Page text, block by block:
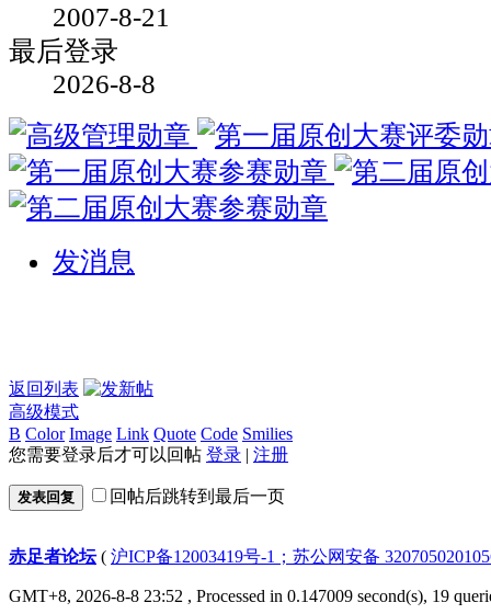
2007-8-21
最后登录
2026-8-8
发消息
返回列表
高级模式
B Color Image Link Quote Code Smilies
您需要登录后才可以回帖 登录 | 注册
发表回复 回帖后跳转到最后一页
赤足者论坛( 沪ICP备12003419号-1；苏公网安备
GMT+8, 2026-8-8 23:52 , Processed in 0.147009 second(s), 19